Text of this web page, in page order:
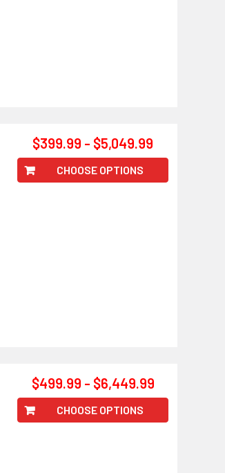
$399.99 - $5,049.99
CHOOSE OPTIONS
$499.99 - $6,449.99
CHOOSE OPTIONS